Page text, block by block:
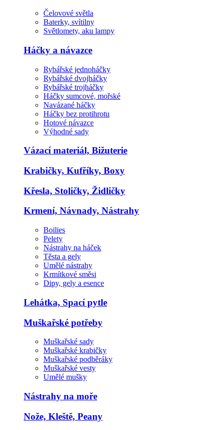
Čelovové světla
Baterky, svítilny
Světlomety, aku lampy
Háčky a návazce
Rybářské jednoháčky
Rybářské dvojháčky
Rybářské trojháčky
Háčky sumcové, mořské
Navázané háčky
Háčky bez protihrotu
Hotové návazce
Výhodné sady
Vázací materiál, Bižuterie
Krabičky, Kufříky, Boxy
Křesla, Stoličky, Židličky
Krmení, Návnady, Nástrahy
Boilies
Pelety
Nástrahy na háček
Těsta a gely
Umělé nástrahy
Krmítkové směsi
Dipy, gely a esence
Lehátka, Spací pytle
Muškařské potřeby
Muškařské sady
Muškařské krabičky
Muškařské podběráky
Muškařské vesty
Umělé mušky
Nástrahy na moře
Nože, Kleště, Peany